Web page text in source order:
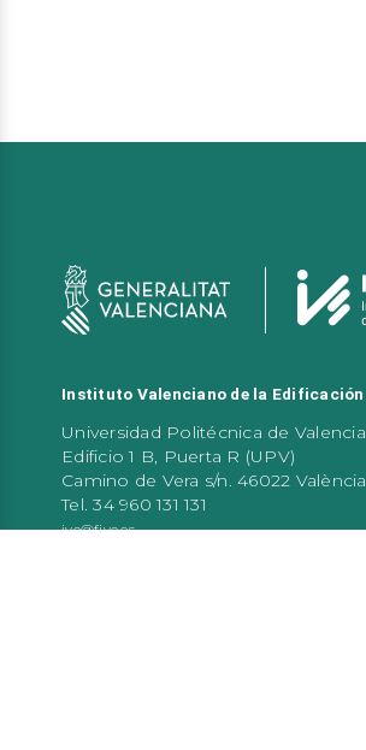
Instituto Valenciano de la Edificación
Universidad Politécnica de Valencia
Edificio 1 B, Puerta R (UPV)
Camino de Vera s/n. 46022 València
Tel. 34 960 131 131
ive@five.es